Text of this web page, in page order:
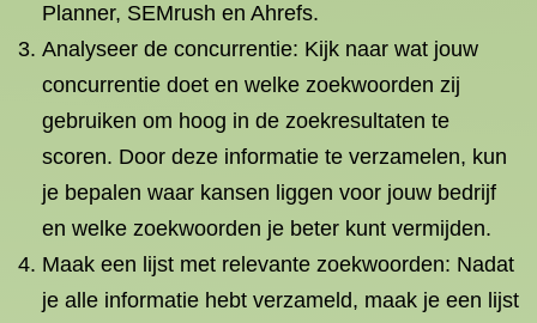
Planner, SEMrush en Ahrefs.
Analyseer de concurrentie: Kijk naar wat jouw
concurrentie doet en welke zoekwoorden zij
gebruiken om hoog in de zoekresultaten te
scoren. Door deze informatie te verzamelen, kun
je bepalen waar kansen liggen voor jouw bedrijf
en welke zoekwoorden je beter kunt vermijden.
Maak een lijst met relevante zoekwoorden: Nadat
je alle informatie hebt verzameld, maak je een lijst